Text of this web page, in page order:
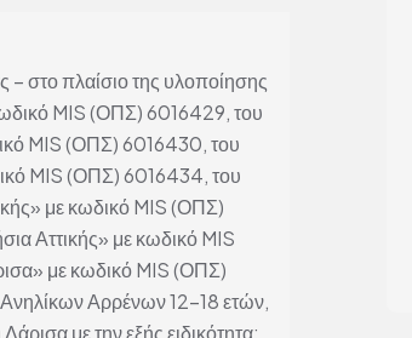
στο πλαίσιο της υλοποίησης
MIS (ΟΠΣ) 6016429, του
MIS (ΟΠΣ) 6016430, του
MIS (ΟΠΣ) 6016434, του
με κωδικό MIS (ΟΠΣ)
Αττικής» με κωδικό MIS
με κωδικό MIS (ΟΠΣ)
Αρρένων 12-18 ετών,
με την εξής ειδικότητα: